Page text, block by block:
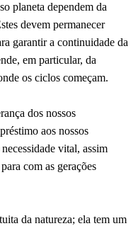
planeta dependem da
devem permanecer
garantir a continuidade da
em particular, da
os ciclos começam.
dos nossos
aos nossos
vital, assim
com as gerações
da natureza; ela tem um